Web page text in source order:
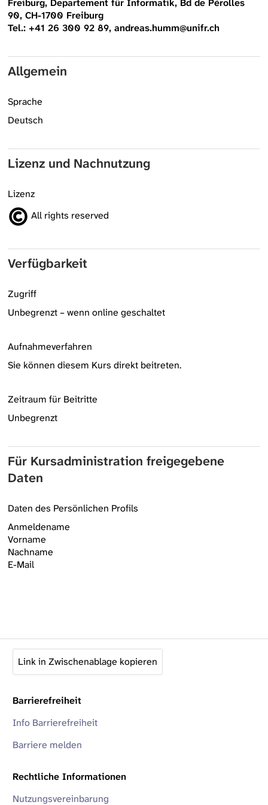
Freiburg, Departement für Informatik, Bd de Pérolles
90, CH-1700 Freiburg
Tel.: +41 26 300 92 89, andreas.humm@unifr.ch
Allgemein
Sprache
Deutsch
Lizenz und Nachnutzung
Lizenz
All rights reserved
Verfügbarkeit
Zugriff
Unbegrenzt – wenn online geschaltet
Aufnahmeverfahren
Sie können diesem Kurs direkt beitreten.
Zeitraum für Beitritte
Unbegrenzt
Für Kursadministration freigegebene
Daten
Daten des Persönlichen Profils
Anmeldename
Vorname
Nachname
E-Mail
Link in Zwischenablage kopieren
Barrierefreiheit
Info Barrierefreiheit
Barriere melden
Rechtliche Informationen
Nutzungsvereinbarung